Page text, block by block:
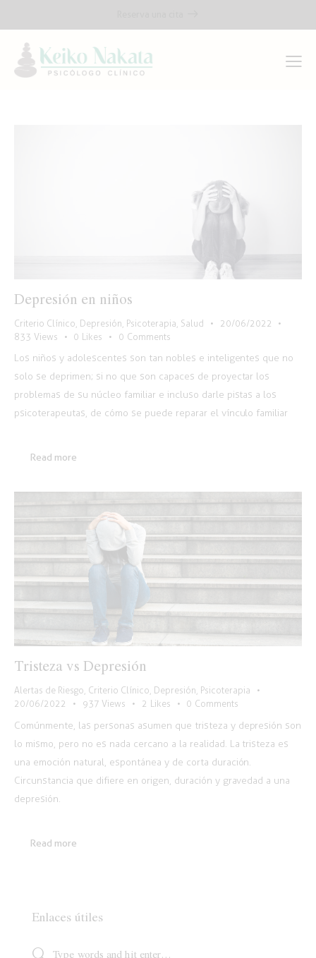
Depresión en niños
Criterio Clínico Depresión Psicoterapia Salud
20/06/2022
833 Views 0 Likes 0 Comments
Los niños y adolescentes son tan nobles e inteligentes que no
solo se deprimen; si no que son capaces de proyectar los
problemas de su núcleo familiar e incluso darle pistas a los
psicoterapeutas, de cómo se puede reparar el vínculo familiar
Read more
Tristeza vs Depresión
Alertas de Riesgo Criterio Clínico Depresión Psicoterapia
20/06/2022
937 Views 2 Likes 0 Comments
Comúnmente, las personas asumen que tristeza y depresión son
lo mismo, pero no es nada cercano a la realidad. La tristeza es
una emoción natural, espontánea y de corta duración.
Circunstancia que difiere en origen, duración y gravedad a una
depresión.
Read more
Enlaces útiles